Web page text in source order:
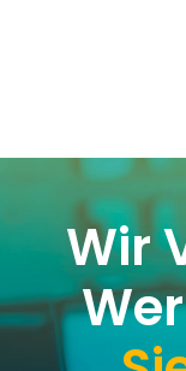
Wir